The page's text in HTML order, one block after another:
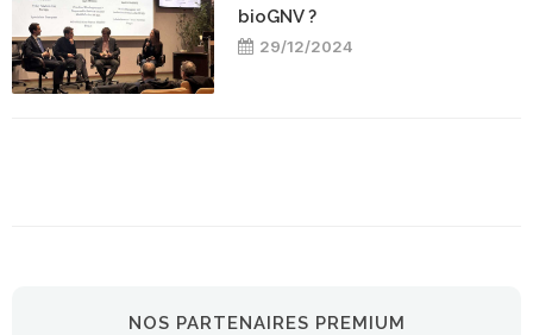
bioGNV ?
29/12/2024
NOS PARTENAIRES PREMIUM